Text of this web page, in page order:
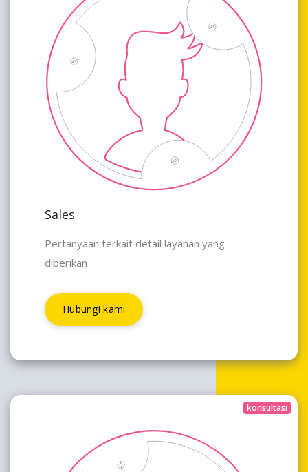
Sales
Pertanyaan terkait detail layanan yang
diberikan
Hubungi kami
konsultasi